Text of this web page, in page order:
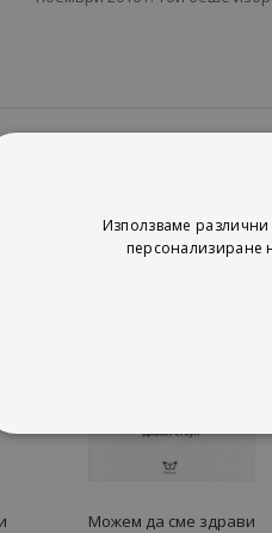
Можем да сме здрави
Използваме различни
персонализиране